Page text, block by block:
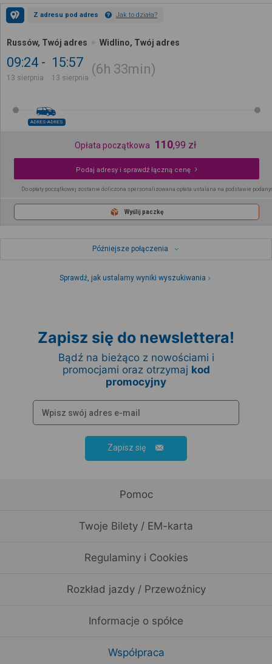
Z adresu pod adres Jak to działa?
Russów, Twój adres Widlino, Twój adres
09:24
13 sierpnia
15:57
13 sierpnia
6h 33min
ADRES-ADRES
Opłata początkowa 110,99 zł
Podaj adresy i sprawdź łączną cenę
Do opłaty początkowej zostanie doliczona spersonalizowana opłata ustalana na podstawie
Wyślij paczkę
Późniejsze połączenia
Sprawdź, jak ustalamy wyniki wyszukiwania
Zapisz się do newslettera!
Bądź na bieżąco z nowościami i
promocjami oraz otrzymaj kod
promocyjny
Zapisz się
Pomoc
Twoje Bilety / EM-karta
Regulaminy i Cookies
Rozkład jazdy / Przewoźnicy
Informacje o spółce
Współpraca